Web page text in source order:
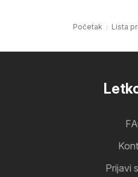
Početak Lista
Prijavi